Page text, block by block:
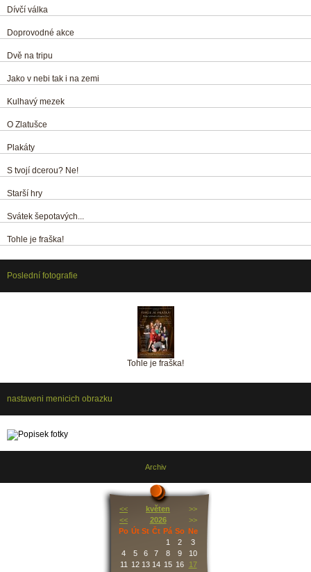
Dívčí válka
Doprovodné akce
Dvě na tripu
Jako v nebi tak i na zemi
Kulhavý mezek
O Zlatušce
Plakáty
S tvojí dcerou? Ne!
Starší hry
Svátek šepotavých...
Tohle je fraška!
Poslední fotografie
Tohle je fraška!
nastaveni menicich obrazku
Archiv
<< květen
>>
<<
2026
>>
Po Út St Čt Pá So Ne
1
2
3
4
5 6 7 8 9
10
11
12 13 14 15 16
17